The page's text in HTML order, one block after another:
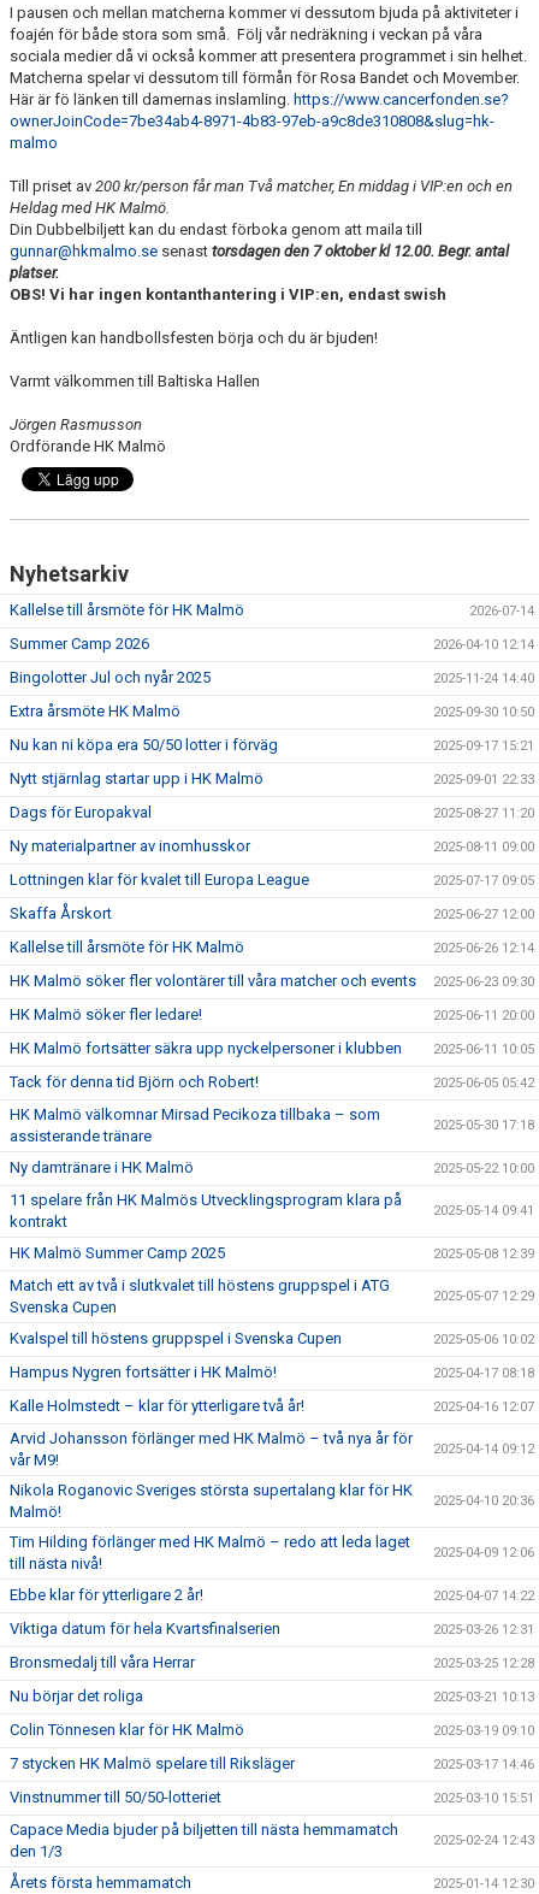
I pausen och mellan matcherna kommer vi dessutom bjuda på aktiviteter i
foajén för både stora som små. Följ vår nedräkning i veckan på våra
sociala medier då vi också kommer att presentera programmet i sin helhet.
Matcherna spelar vi dessutom till förmån för Rosa Bandet och Movember.
Här är fö länken till damernas inslamling. https://www.cancerfonden.se?
ownerJoinCode=7be34ab4-8971-4b83-97eb-a9c8de310808&slug=hk-
malmo
Till priset av 200 kr/person får man Två matcher, En middag i VIP:en och en
Heldag med HK Malmö.
Din Dubbelbiljett kan du endast förboka genom att maila till
gunnar@hkmalmo.se senast torsdagen den 7 oktober kl 12.00. Begr. antal
platser.
OBS! Vi har ingen kontanthantering i VIP:en, endast swish
Äntligen kan handbollsfesten börja och du är bjuden!
Varmt välkommen till Baltiska Hallen
Jörgen Rasmusson
Ordförande HK Malmö
Nyhetsarkiv
Kallelse till årsmöte för HK Malmö 2026-07-14
Summer Camp 2026 2026-04-10 12:14
Bingolotter Jul och nyår 2025 2025-11-24 14:40
Extra årsmöte HK Malmö 2025-09-30 10:50
Nu kan ni köpa era 50/50 lotter i förväg 2025-09-17 15:21
Nytt stjärnlag startar upp i HK Malmö 2025-09-01 22:33
Dags för Europakval 2025-08-27 11:20
Ny materialpartner av inomhusskor 2025-08-11 09:00
Lottningen klar för kvalet till Europa League 2025-07-17 09:05
Skaffa Årskort 2025-06-27 12:00
Kallelse till årsmöte för HK Malmö 2025-06-26 12:14
HK Malmö söker fler volontärer till våra matcher och events 2025-06-23 09:30
HK Malmö söker fler ledare! 2025-06-11 20:00
HK Malmö fortsätter säkra upp nyckelpersoner i klubben 2025-06-11 10:05
Tack för denna tid Björn och Robert! 2025-06-05 05:42
HK Malmö välkomnar Mirsad Pecikoza tillbaka – som
assisterande tränare
2025-05-30 17:18
Ny damtränare i HK Malmö 2025-05-22 10:00
11 spelare från HK Malmös Utvecklingsprogram klara på
kontrakt
2025-05-14 09:41
HK Malmö Summer Camp 2025 2025-05-08 12:39
Match ett av två i slutkvalet till höstens gruppspel i ATG
Svenska Cupen
2025-05-07 12:29
Kvalspel till höstens gruppspel i Svenska Cupen 2025-05-06 10:02
Hampus Nygren fortsätter i HK Malmö! 2025-04-17 08:18
Kalle Holmstedt – klar för ytterligare två år! 2025-04-16 12:07
Arvid Johansson förlänger med HK Malmö – två nya år för
vår M9!
2025-04-14 09:12
Nikola Roganovic Sveriges största supertalang klar för HK
Malmö!
2025-04-10 20:36
Tim Hilding förlänger med HK Malmö – redo att leda laget
till nästa nivå!
2025-04-09 12:06
Ebbe klar för ytterligare 2 år! 2025-04-07 14:22
Viktiga datum för hela Kvartsfinalserien 2025-03-26 12:31
Bronsmedalj till våra Herrar 2025-03-25 12:28
Nu börjar det roliga 2025-03-21 10:13
Colin Tönnesen klar för HK Malmö 2025-03-19 09:10
7 stycken HK Malmö spelare till Riksläger 2025-03-17 14:46
Vinstnummer till 50/50-lotteriet 2025-03-10 15:51
Capace Media bjuder på biljetten till nästa hemmamatch
den 1/3
2025-02-24 12:43
Årets första hemmamatch 2025-01-14 12:30